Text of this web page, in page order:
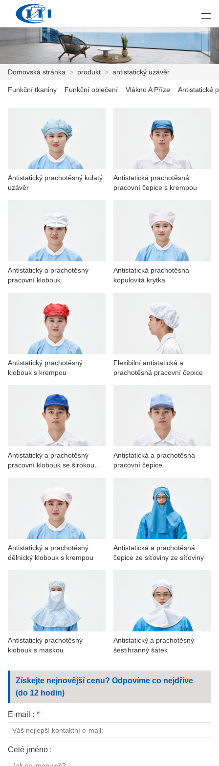
DOMOVSKÁ STRÁNKA
PŘIZPŮSOBENÍ
ZPRÁVY
KONTAKTUJTE NÁS
العربية česky Deutsch
Domovská stránka > produkt > antistatický uzávěr
Funkční tkaniny Funkční oblečení Vlákno A Příze Antistatické
Antistatický prachotěsný kulatý
uzávěr
Antistatická prachotěsná
pracovní čepice s krempou
Antistatický a prachotěsný
pracovní klobouk
Antistatická prachotěsná
kopulovitá krytka
Antistatický prachotěsný
klobouk s krempou
Flexibilní antistatická a
prachotěsná pracovní čepice
Antistatický a prachotěsný
pracovní klobouk se širokou
Antistatická a prachotěsná
pracovní čepice
Antistatický a prachotěsný
dělnický klobouk s krempou
Antistatická a prachotěsná
čepice ze síťoviny ze síťoviny
Antistatický prachotěsný
klobouk s maskou
Antistatický a prachotěsný
šestihranný šátek
Získejte nejnovější cenu? Odpovíme co nejdříve
(do 12 hodin)
E-mail : *
Celé jméno :